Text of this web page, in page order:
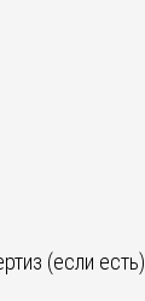
(если есть).